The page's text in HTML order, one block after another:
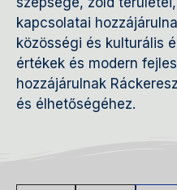
kapcsolatai
közösségi és kulturális
értékek és modern
hozzájárulnak
és élhetőségéhez.